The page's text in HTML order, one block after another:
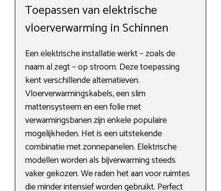
Toepassen van elektrische
vloerverwarming in Schinnen
Een elektrische installatie werkt – zoals de
naam al zegt – op stroom. Deze toepassing
kent verschillende alternatieven.
Vloerverwarmingskabels, een slim
mattensysteem en een folie met
verwarmingsbanen zijn enkele populaire
mogelijkheden. Het is een uitstekende
combinatie met zonnepanelen. Elektrische
modellen worden als bijverwarming steeds
vaker gekozen. We raden het aan voor ruimtes
die minder intensief worden gebruikt. Perfect